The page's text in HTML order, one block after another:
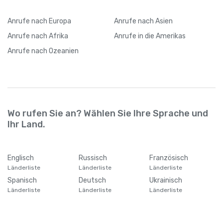
Anrufe nach Europa Anrufe nach Asien
Anrufe nach Afrika Anrufe in die Amerikas
Anrufe nach Ozeanien
Wo rufen Sie an? Wählen Sie Ihre Sprache und
Ihr Land.
Englisch
Länderliste
Russisch
Länderliste
Französisch
Länderliste
Spanisch
Länderliste
Deutsch
Länderliste
Ukrainisch
Länderliste